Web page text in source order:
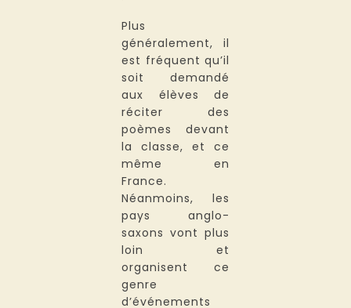
Plus
généralement, il
est fréquent qu’il
soit demandé
aux élèves de
réciter des
poèmes devant
la classe, et ce
même en
France.
Néanmoins, les
pays anglo-
saxons vont plus
loin et
organisent ce
genre
d’événements